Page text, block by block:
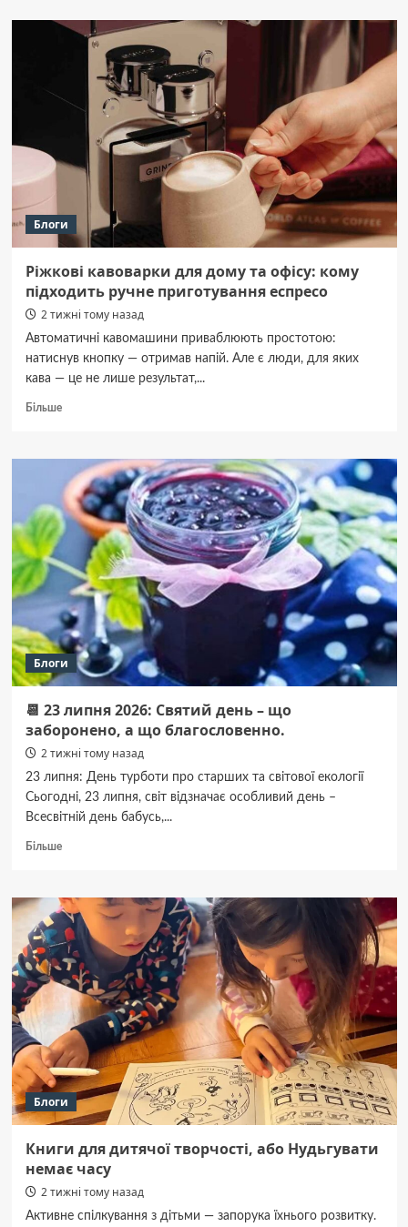
закупівля
шкарпеток
виробника
Блоги
Ріжкові кавоварки для дому та офісу: кому
підходить ручне приготування еспресо
2 тижні тому назад
Автоматичні кавомашини приваблюють простотою:
натиснув кнопку — отримав напій. Але є люди, для яких
кава — це не лише результат,...
БільшеДокладніше
кавоварки
для
дому
та
офісу:
підходить
ручне
приготування
еспресо
Блоги
📆 23 липня 2026: Святий день – що
заборонено, а що благословенно.
2 тижні тому назад
23 липня: День турботи про старших та світової екології
Сьогодні, 23 липня, світ відзначає особливий день –
Всесвітній день бабусь,...
БільшеДокладніше
23
липня
2026:
Святий
день
–
заборонено,
а
що
благословенно.
Блоги
Книги для дитячої творчості, або Нудьгувати
немає часу
2 тижні тому назад
Активне спілкування з дітьми — запорука їхнього розвитку.